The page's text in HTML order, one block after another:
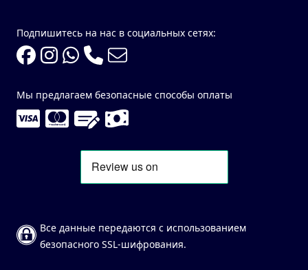
Подпишитесь на нас в социальных сетях:
Мы предлагаем безопасные способы оплаты
Все данные передаются с использованием
безопасного SSL-шифрования.